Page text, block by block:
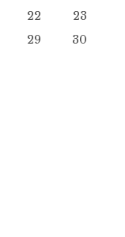
22
23
29
30